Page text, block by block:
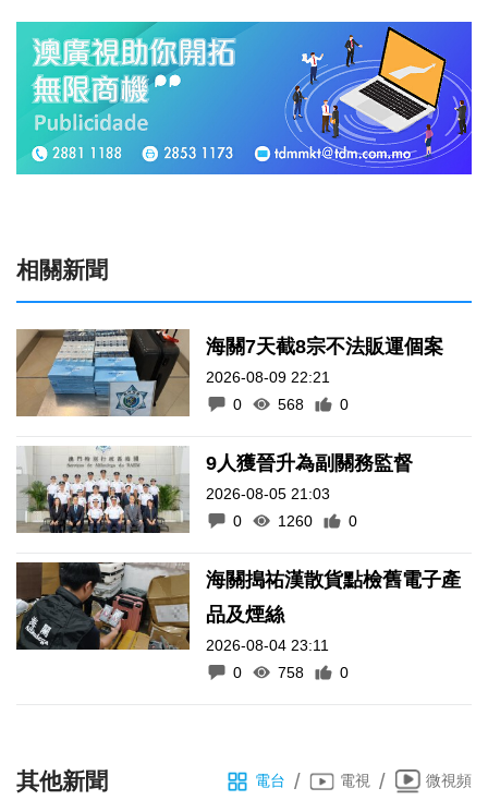
相關新聞
海關7天截8宗不法販運個案
2026-08-09 22:21
0
568 0
9人獲晉升為副關務監督
2026-08-05 21:03
0
1260 0
海關搗祐漢散貨點檢舊電子產
品及煙絲
2026-08-04 23:11
0
758 0
其他新聞 電台 / 電視 / 微視頻